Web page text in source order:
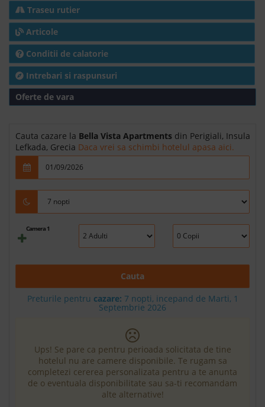
Traseu rutier
Articole
Conditii de calatorie
Intrebari si raspunsuri
Oferte de vara
Cauta cazare la Bella Vista Apartments din Perigiali, Insula
Lefkada, Grecia Daca vrei sa schimbi hotelul apasa aici.
Camera 1
Cauta
Preturile pentru cazare: 7 nopti, incepand de Marti, 1
Septembrie 2026
Ups! Se pare ca pentru perioada solicitata de tine
hotelul nu are camere disponibile. Te rugam sa
completezi cererea personalizata pentru a te anunta
de o eventuala disponibilitate sau sa-ti recomandam
alte alternative!